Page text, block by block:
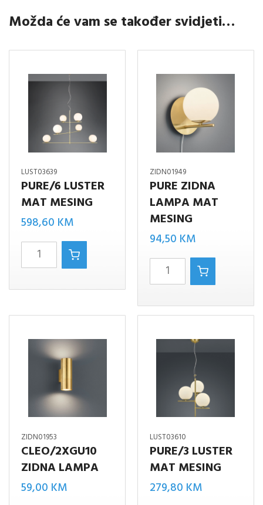
Možda će vam se također svidjeti…
LUST03639
PURE/6 LUSTER
MAT MESING
598,60 KM
Pure/6
luster
mat
ZIDN01949
PURE ZIDNA
LAMPA MAT
MESING
94,50 KM
PURE
ZIDNA
LAMPA
MAT
MESING
količina
ZIDN01953
CLEO/2XGU10
ZIDNA LAMPA
59,00 KM
LUST03610
PURE/3 LUSTER
MAT MESING
279,80 KM